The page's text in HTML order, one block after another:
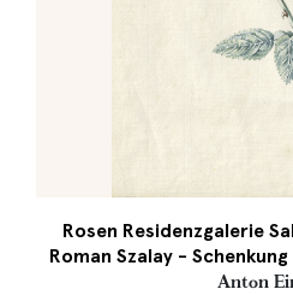
Rosen Residenzgalerie
Roman Szalay - Schenkung
Anton